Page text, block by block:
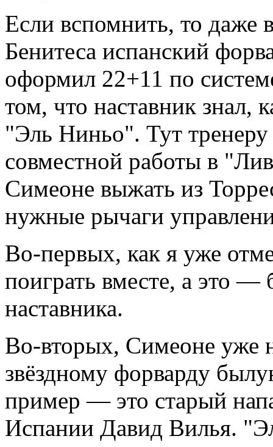
Если вспомнить, то
Бенитеса испанский
оформил 22+11 по
том, что наставник знал,
"Эль Ниньо". Тут
совместной работы в
Симеоне выжать из
нужные рычаги
Во-первых, как я уже
поиграть вместе, а это
наставника.
Во-вторых, Симеоне уже
звёздному форварду
пример — это старый
Испании Давид Вилья.